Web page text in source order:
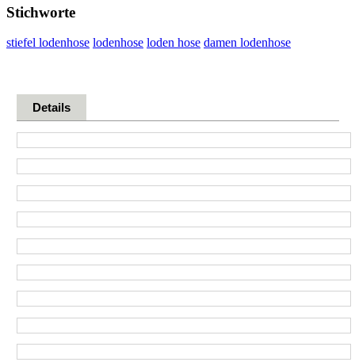
Details
Stichworte
stiefel lodenhose lodenhose loden hose damen lodenhose